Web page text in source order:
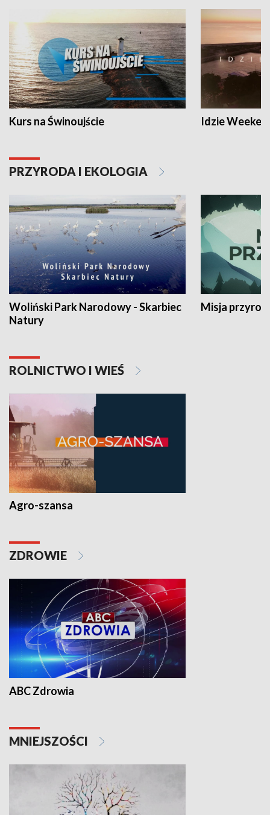
Kurs na Świnoujście Idzie
PRZYRODA I EKOLOGIA
Woliński Park Narodowy - Skarbiec
Natury
Misja
ROLNICTWO I WIEŚ
Agro-szansa
ZDROWIE
ABC Zdrowia
MNIEJSZOŚCI